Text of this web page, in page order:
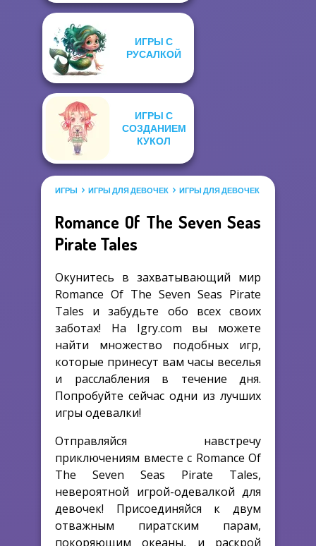
ИГРЫ С
РУСАЛКОЙ
ИГРЫ С
СОЗДАНИЕМ
КУКОЛ
ИГРЫ ИГРЫ ДЛЯ ДЕВОЧЕК ИГРЫ ДЛЯ ДЕВОЧЕК САЛОН
Romance Of The Seven Seas
Pirate Tales
Окунитесь в захватывающий мир
Romance Of The Seven Seas Pirate
Tales и забудьте обо всех своих
заботах! На Igry.com вы можете
найти множество подобных игр,
которые принесут вам часы веселья
и расслабления в течение дня.
Попробуйте сейчас одни из лучших
игры одевалки!
Отправляйся навстречу
приключениям вместе с Romance Of
The Seven Seas Pirate Tales,
невероятной игрой-одевалкой для
девочек! Присоединяйся к двум
отважным пиратским парам,
покоряющим океаны, и раскрой